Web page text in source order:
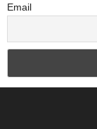
Email